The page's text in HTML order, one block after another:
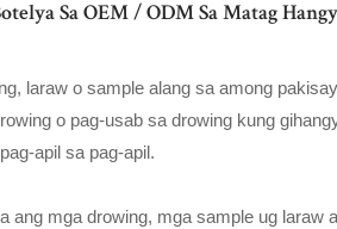
Sa OEM / ODM Sa Matag
laraw o sample alang sa among
o pag-usab sa drowing kung
apil sa pag-apil.
ang mga drowing, mga sample ug laraw